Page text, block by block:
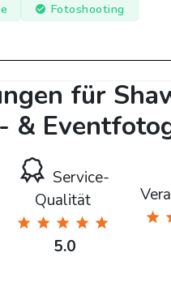
Fotoshooting
für
&
Service-
Qualität
5.0